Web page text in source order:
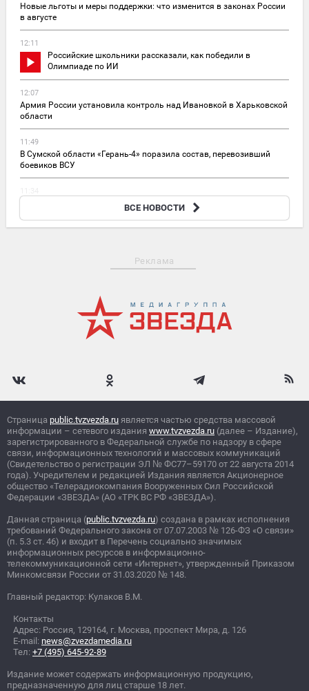
Новые льготы и меры поддержки: что изменится в законах России
в августе
12:11
Российские школьники рассказали, как победили в
Олимпиаде по ИИ
12:07
Армия России установила контроль над Ивановкой в Харьковской
области
11:49
В Сумской области «Герань-4» поразила состав, перевозивший
боевиков ВСУ
В Госдуме предложили Польше вернуть земли, освобожденные
ВСЕ НОВОСТИ
Реклама
Страница public.tvzvezda.ru является частью средства массовой
информации – сетевого издания www.tvzvezda.ru (далее – Издание),
зарегистрированного в Федеральной службе по надзору в сфере
связи, информационных технологий и массовых коммуникаций
(Свидетельство о регистрации ЭЛ № ФС77–59170 от 22 августа 2014
года). Учредителем и редакцией Издания является Акционерное
общество «Телерадиокомпания Вооруженных Сил Российской
Федерации «ЗВЕЗДА» (АО «ТРК ВС РФ «ЗВЕЗДА»).
Данная страница (public.tvzvezda.ru) создана в рамках исполнения
требований Федерального закона от 07.07.2003 № 126-ФЗ «О связи»
(п. 5.3 ст. 46) и входит в Перечень социально значимых
информационных ресурсов в информационно-
телекоммуникационной сети «Интернет», утвержденный Приказом
Минкомсвязи России от 31.03.2020 № 148.
Главный редактор: Кулаков В.М.
Контакты
Адрес: Россия, 129164, г. Москва, проспект Мира, д. 126
E-mail: news@zvezdamedia.ru
Тел: +7 (495) 645-92-89
Издание может содержать информационную продукцию,
предназначенную для лиц старше 18 лет.